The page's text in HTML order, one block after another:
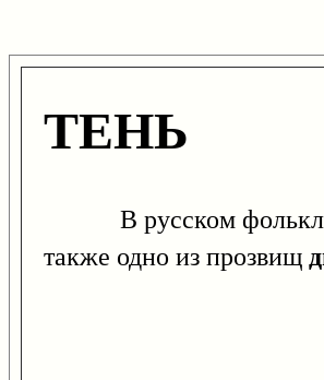
ТЕНЬ
В русском
также одно из прозвищ